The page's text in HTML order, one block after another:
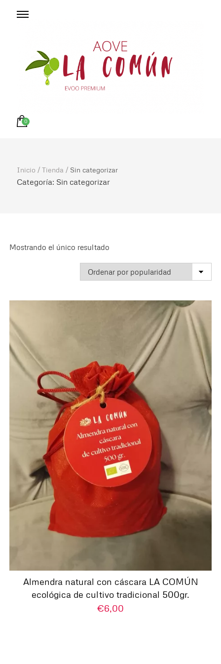
Aceite de Oliva
Virgen Extra de
Superior
Desde el Corazon de la Alcarria Guadalajara
0
Inicio / Tienda / Sin categorizar
Categoría: Sin categorizar
Mostrando el único resultado
Almendra natural con cáscara LA COMÚN
ecológica de cultivo tradicional 500gr.
€6,00